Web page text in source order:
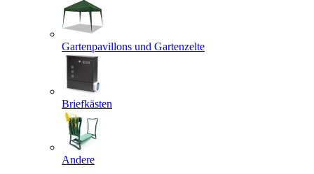
Gartenpavillons und Gartenzelte
Briefkästen
Andere